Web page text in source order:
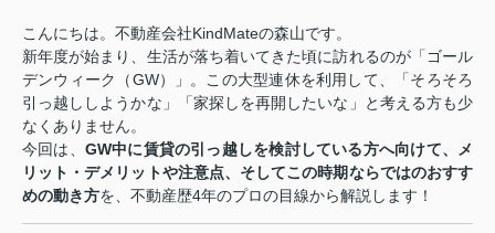
こんにちは。不動産会社KindMateの森山です。
新年度が始まり、生活が落ち着いてきた頃に訪れるのが「ゴール
デンウィーク（GW）」。この大型連休を利用して、「そろそろ
引っ越ししようかな」「家探しを再開したいな」と考える方も少
なくありません。
今回は、 GW中に賃貸の引っ越しを検討している方へ向けて、メ
リット・デメリットや注意点、そしてこの時期ならではのおすす
めの動き方を、不動産歴4年のプロの目線から解説します！